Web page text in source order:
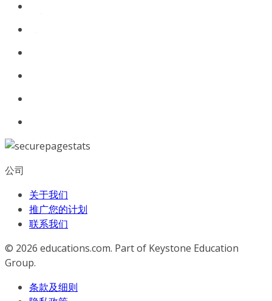
公司
关于我们
推广您的计划
联系我们
© 2026 educations.com. Part of Keystone Education
Group.
条款及细则